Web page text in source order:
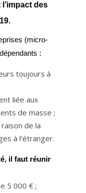
des
(micro-
:
toujours à
liée aux
de masse ;
de la
à l’étranger.
il faut réunir
5 000 € ;